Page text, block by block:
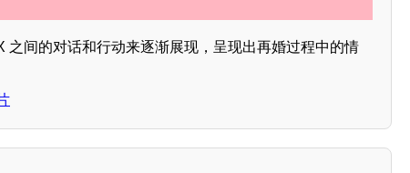
之间的对话和行动来逐渐展现，呈现出再婚过程中的情